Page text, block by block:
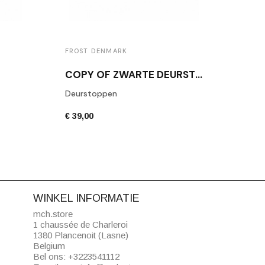
FROST DENMARK
COPY OF ZWARTE DEURSTOP FROST N1931B
Deurstoppen
€ 39,00
WINKEL INFORMATIE
mch.store
1 chaussée de Charleroi
1380 Plancenoit (Lasne)
Belgium
Bel ons: +3223541112